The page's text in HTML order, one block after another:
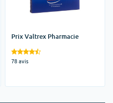
Prix Valtrex Pharmacie
78 avis